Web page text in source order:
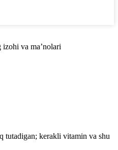
izohi va ma’nolari
tutadigan; kerakli vitamin va shu